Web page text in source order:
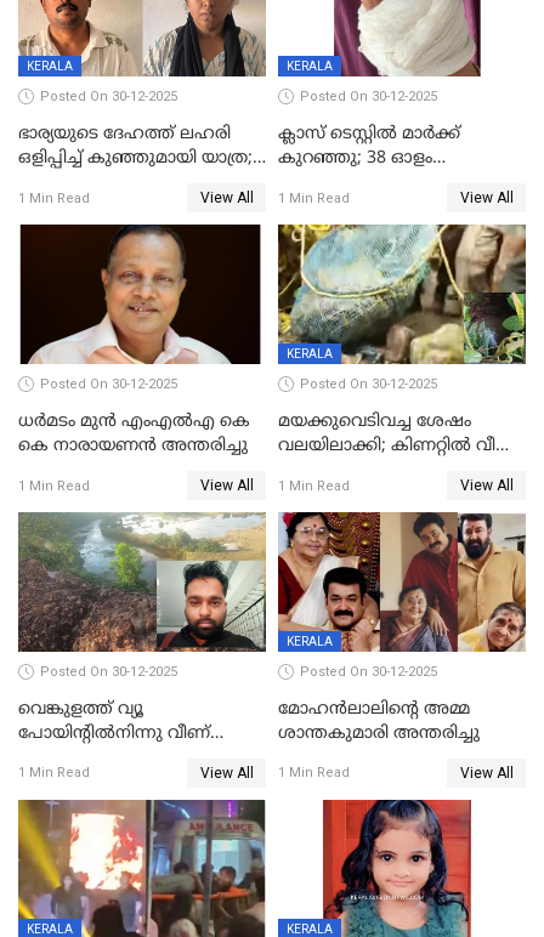
KERALA
Posted On 30-12-2025
ഭാര്യയുടെ ദേഹത്ത് ലഹരി
ഒളിപ്പിച്ച് കുഞ്ഞുമായി യാത്ര;
പിടികൂടി പൊലീസ്
1 Min Read View All
KERALA
Posted On 30-12-2025
ക്ലാസ് ടെസ്റ്റിൽ മാർക്ക്
കുറഞ്ഞു; 38 ഓളം
സെന്ററിലെ അധ്യാപകന്‍
മർദിച്ചതായി പരാതി
1 Min Read View All
Posted On 30-12-2025
ധർമടം മുൻ എംഎല്‍എ കെ
കെ നാരായണന്‍ അന്തരിച്ചു
1 Min Read View All
KERALA
Posted On 30-12-2025
മയക്കുവെടിവച്ച ശേഷം
വലയിലാക്കി; കിണറ്റിൽ വീണ
1 Min Read View All
Posted On 30-12-2025
വെങ്കുളത്ത് വ്യൂ
പോയിന്റിൽനിന്നു വീണ്
1 Min Read View All
KERALA
Posted On 30-12-2025
മോഹന്‍ലാലിന്‍റെ അമ്മ
ശാന്തകുമാരി അന്തരിച്ചു
1 Min Read View All
KERALA KERALA